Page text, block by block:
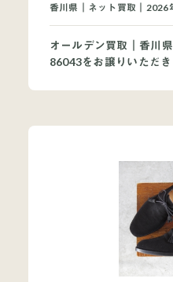
香川県｜ネット買取｜2026
オールデン買取｜香川
86043をお譲りいただ